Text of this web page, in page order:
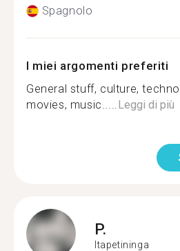
Spagnolo
I miei argomenti preferiti
General stuff, culture,
movies, music.....Leggi di più
P.
Itapetininga